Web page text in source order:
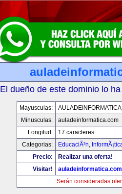
El dueño de este dominio lo
Mayusculas:
Minusculas:
auladeinformatica.com
Longitud:
17 caracteres
Categorias:
EducaciÃ³n,
Precio:
Realizar una oferta!
Visitar!
auladeinformatica.com
Serán consideradas